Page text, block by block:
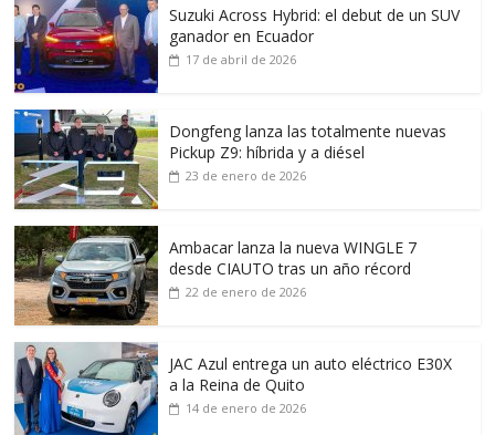
Suzuki Across Hybrid: el debut de un SUV
ganador en Ecuador
17 de abril de 2026
Dongfeng lanza las totalmente nuevas
Pickup Z9: híbrida y a diésel
23 de enero de 2026
Ambacar lanza la nueva WINGLE 7
desde CIAUTO tras un año récord
22 de enero de 2026
JAC Azul entrega un auto eléctrico E30X
a la Reina de Quito
14 de enero de 2026